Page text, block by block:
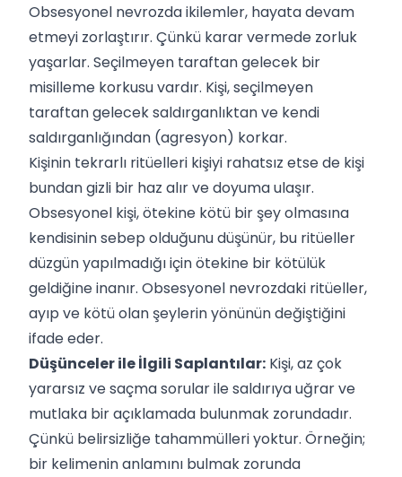
Obsesyonel nevrozda ikilemler, hayata devam
etmeyi zorlaştırır. Çünkü karar vermede zorluk
yaşarlar. Seçilmeyen taraftan gelecek bir
misilleme korkusu vardır. Kişi, seçilmeyen
taraftan gelecek saldırganlıktan ve kendi
saldırganlığından (agresyon) korkar.
Kişinin tekrarlı ritüelleri kişiyi rahatsız etse de kişi
bundan gizli bir haz alır ve doyuma ulaşır.
Obsesyonel kişi, ötekine kötü bir şey olmasına
kendisinin sebep olduğunu düşünür, bu ritüeller
düzgün yapılmadığı için ötekine bir kötülük
geldiğine inanır. Obsesyonel nevrozdaki ritüeller,
ayıp ve kötü olan şeylerin yönünün değiştiğini
ifade eder.
Düşünceler ile İlgili Saplantılar: Kişi, az çok
yararsız ve saçma sorular ile saldırıya uğrar ve
mutlaka bir açıklamada bulunmak zorundadır.
Çünkü belirsizliğe tahammülleri yoktur. Örneğin;
bir kelimenin anlamını bulmak zorunda